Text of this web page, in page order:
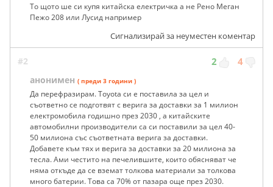
То щото ше си купя китайска електричка а не Рено Меган
Пежо 208 или Лусид например
Сигнализирай за неуместен коментар
#2 2 4
анонимен ( преди 3 години )
Да перефразирам. Toyota си е поставила за цел и
съответно се подготвят с верига за доставки за 1 милион
електромобила годишно през 2030 , а китайските
автомобилни производители са си поставили за цел 40-
50 милиона със съответната верига за доставки.
Добавете към тях и верига за доставки за 20 милиона за
тесла. Ами честито на печелившите, които обясняват че
няма откъде да се вземат толкова материали за толкова
много батерии. Това са 70% от пазара още през 2030.